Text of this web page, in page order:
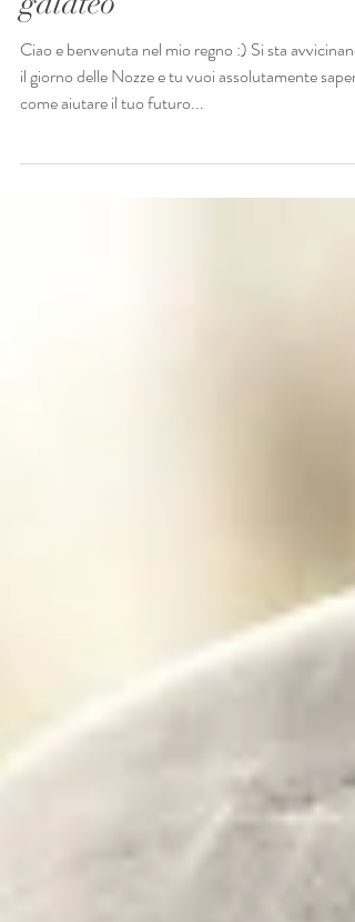
Perfetto e le 3 regole del
galateo
Ciao e benvenuta nel mio regno :) Si sta
come aiutare il tuo futuro...